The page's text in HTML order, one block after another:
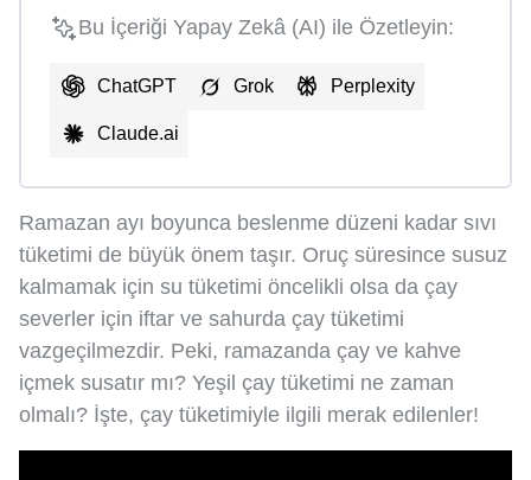
Bu İçeriği Yapay Zekâ (AI) ile Özetleyin:
ChatGPT Grok Perplexity
Claude.ai
Ramazan ayı boyunca beslenme düzeni kadar sıvı
tüketimi de büyük önem taşır. Oruç süresince susuz
kalmamak için su tüketimi öncelikli olsa da çay
severler için iftar ve sahurda çay tüketimi
vazgeçilmezdir. Peki, ramazanda çay ve kahve
içmek susatır mı? Yeşil çay tüketimi ne zaman
olmalı? İşte, çay tüketimiyle ilgili merak edilenler!